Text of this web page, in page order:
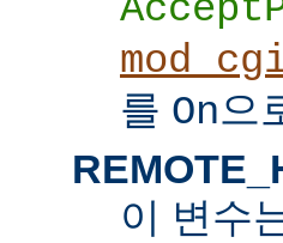
를 On으
이 변수